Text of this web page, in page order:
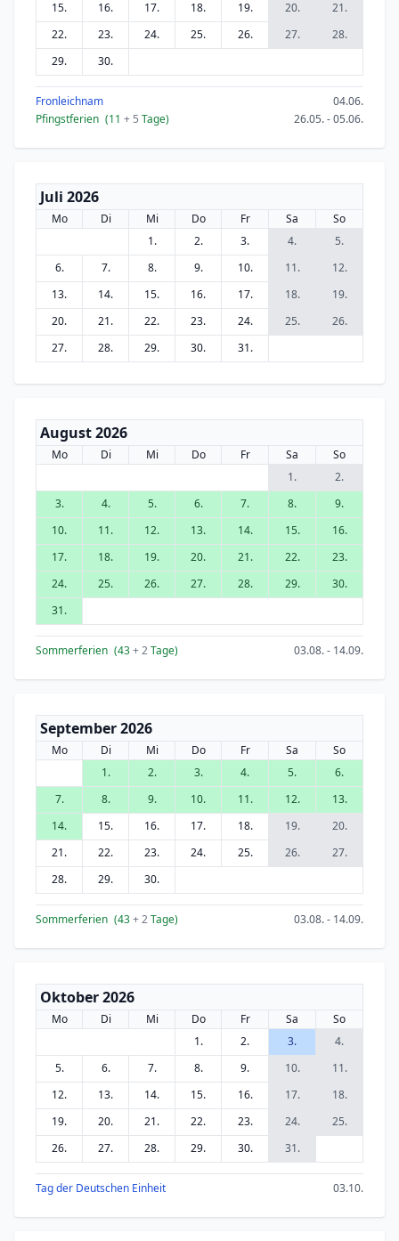
15. 16. 17. 18. 19. 20.
21.
22.
23. 24. 25. 26. 27.
28.
29.
30.
Fronleichnam
04.06.
Pfingstferien (11 + 5 Tage) 26.05. - 05.06.
Juli 2026
Mo Di Mi Do Fr Sa
So
1.
2. 3. 4.
5.
6.
7. 8. 9. 10. 11.
12.
13.
14. 15. 16. 17. 18.
19.
20.
21. 22. 23. 24. 25.
26.
27.
28. 29. 30. 31.
August 2026
Mo Di Mi Do Fr Sa
So
1.
2.
3.
4. 5. 6. 7. 8.
9.
10.
11. 12. 13. 14. 15.
16.
17.
18. 19. 20. 21. 22.
23.
24.
25. 26. 27. 28. 29.
30.
31.
Sommerferien (43+ 2Tage) 03.08. - 14.09.
September 2026
Mo Di Mi Do Fr Sa
So
1.
2. 3. 4. 5.
6.
7.
8. 9. 10. 11. 12.
13.
14.
15. 16. 17. 18. 19.
20.
21.
22. 23. 24. 25. 26.
27.
28.
29. 30.
Sommerferien (43+ 2Tage) 03.08. - 14.09.
Oktober 2026
Mo Di Mi Do Fr Sa
So
1.
2. 3.
4.
5.
6. 7. 8. 9. 10.
11.
12.
13. 14. 15. 16. 17.
18.
19.
20. 21. 22. 23. 24.
25.
26.
27. 28. 29. 30. 31.
Tag der Deutschen Einheit 03.10.